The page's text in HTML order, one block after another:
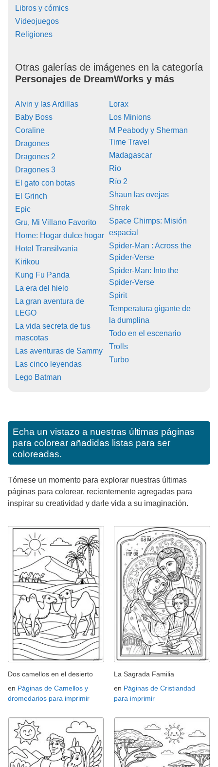
Libros y cómics
Videojuegos
Religiones
Otras galerías de imágenes en la categoría
Personajes de DreamWorks y más
Alvin y las Ardillas
Baby Boss
Coraline
Dragones
Dragones 2
Dragones 3
El gato con botas
El Grinch
Epic
Gru, Mi Villano Favorito
Home: Hogar dulce hogar
Hotel Transilvania
Kirikou
Kung Fu Panda
La era del hielo
La gran aventura de
LEGO
La vida secreta de tus
mascotas
Las aventuras de Sammy
Las cinco leyendas
Lego Batman
Lorax
Los Minions
M Peabody y Sherman
Time Travel
Madagascar
Rio
Río 2
Shaun las ovejas
Shrek
Space Chimps: Misión
espacial
Spider-Man : Across the
Spider-Verse
Spider-Man: Into the
Spider-Verse
Spirit
Temperatura gigante de
la dumplina
Todo en el escenario
Trolls
Turbo
Echa un vistazo a nuestras últimas páginas
para colorear añadidas listas para ser
coloreadas.
Tómese un momento para explorar nuestras últimas
páginas para colorear, recientemente agregadas para
inspirar su creatividad y darle vida a su imaginación.
Dos camellos en el desierto
en Páginas de Camellos y
dromedarios para imprimir
La Sagrada Familia
en Páginas de Cristiandad
para imprimir